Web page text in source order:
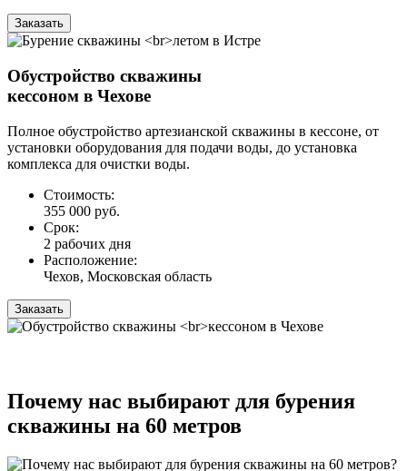
Заказать
Обустройство скважины
кессоном в Чехове
Полное обустройство артезианской скважины в кессоне, от
установки оборудования для подачи воды, до установка
комплекса для очистки воды.
Стоимость:
355 000 руб.
Срок:
2 рабочих дня
Расположение:
Чехов, Московская область
Заказать
Почему нас выбирают для бурения
скважины на 60 метров